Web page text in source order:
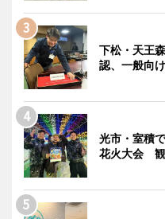
下松・天王
認、一般向
光市・室積
花火大会